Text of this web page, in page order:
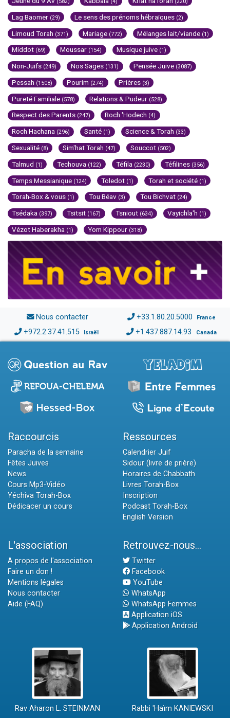
Lag Baomer (29) Le sens des prénoms hébraïques (2)
Limoud Torah (371) Mariage (772) Mélanges lait/viande (1)
Middot (69) Moussar (154) Musique juive (1)
Non-Juifs (249) Nos Sages (131) Pensée Juive (3087)
Pessah (1508) Pourim (274) Prières (3)
Pureté Familiale (578) Relations & Pudeur (528)
Respect des Parents (247) Roch 'Hodech (4)
Roch Hachana (296) Santé (1) Science & Torah (33)
Sexualité (8) Sim'hat Torah (47) Souccot (502)
Talmud (1) Techouva (122) Téfila (2230) Téfilines (356)
Temps Messianique (124) Toledot (1) Torah et société (1)
Torah-Box & vous (1) Tou Béav (3) Tou Bichvat (24)
Tsédaka (397) Tsitsit (167) Tsniout (634) Vayichla'h (1)
Vézot Haberakha (1) Yom Kippour (318)
Nous contacter +33.1.80.20.5000 France
+972.2.37.41.515 Israël +1.437.887.14.93 Canada
Raccourcis
Paracha de la semaine
Fêtes Juives
News
Cours Mp3-Vidéo
Yéchiva Torah-Box
Dédicacer un cours
Ressources
Calendrier Juif
Sidour (livre de prière)
Horaires de Chabbath
Livres Torah-Box
Inscription
Podcast Torah-Box
English Version
L'association
A propos de l'association
Faire un don !
Mentions légales
Nous contacter
Aide (FAQ)
Retrouvez-nous...
Twitter
Facebook
YouTube
WhatsApp
WhatsApp Femmes
Application iOS
Application Android
Rav Aharon L. STEINMAN Rabbi 'Haïm KANIEWSKI